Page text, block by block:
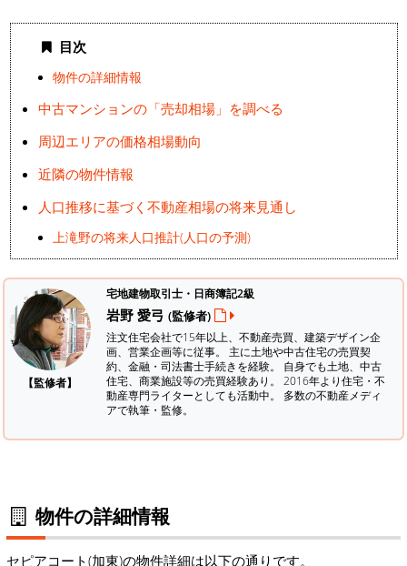
目次
物件の詳細情報
中古マンションの「売却相場」を調べる
周辺エリアの価格相場動向
近隣の物件情報
人口推移に基づく不動産相場の将来見通し
上滝野の将来人口推計(人口の予測)
【監修者】
宅地建物取引士・日商簿記2級
岩野 愛弓 (監修者)
注文住宅会社で15年以上、不動産売買、建築デザイン企
画、営業企画等に従事。 主に土地や中古住宅の売買契
約、金融・司法書士手続きを経験。 自身でも土地、中古
住宅、商業施設等の売買経験あり。 2016年より住宅・不
動産専門ライターとしても活動中。 多数の不動産メディ
アで執筆・監修。
物件の詳細情報
セピアコート(加東)の物件詳細は以下の通りです。